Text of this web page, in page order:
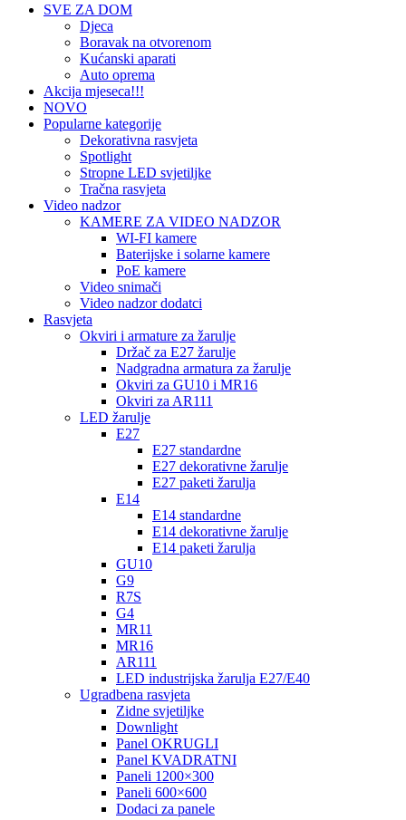
SVE ZA DOM
Djeca
Boravak na otvorenom
Kućanski aparati
Auto oprema
Akcija mjeseca!!!
NOVO
Popularne kategorije
Dekorativna rasvjeta
Spotlight
Stropne LED svjetiljke
Tračna rasvjeta
Video nadzor
KAMERE ZA VIDEO NADZOR
WI-FI kamere
Baterijske i solarne kamere
PoE kamere
Video snimači
Video nadzor dodatci
Rasvjeta
Okviri i armature za žarulje
Držač za E27 žarulje
Nadgradna armatura za žarulje
Okviri za GU10 i MR16
Okviri za AR111
LED žarulje
E27
E27 standardne
E27 dekorativne žarulje
E27 paketi žarulja
E14
E14 standardne
E14 dekorativne žarulje
E14 paketi žarulja
GU10
G9
R7S
G4
MR11
MR16
AR111
LED industrijska žarulja E27/E40
Ugradbena rasvjeta
Zidne svjetiljke
Downlight
Panel OKRUGLI
Panel KVADRATNI
Paneli 1200×300
Paneli 600×600
Dodaci za panele